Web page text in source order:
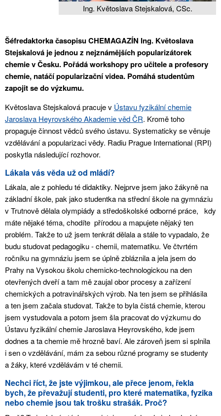
Ing. Květoslava Stejskalová, CSc.
Šéfredaktorka časopisu CHEMAGAZÍN Ing. Květoslava
Stejskalová je jednou z nejznámějších popularizátorek
chemie v Česku. Pořádá workshopy pro učitele a profesory
chemie, natáčí popularizační videa. Pomáhá studentům
zapojit se do výzkumu.
Květoslava Stejskalová pracuje v Ústavu fyzikální chemie
Jaroslava Heyrovského Akademie věd ČR. Kromě toho
propaguje činnost vědců svého ústavu. Systematicky se věnuje
vzdělávání a popularizaci vědy. Radiu Prague International (RPI)
poskytla následující rozhovor.
Lákala vás věda už od mládí?
Lákala, ale z pohledu té didaktiky. Nejprve jsem jako žákyně na
základní škole, pak jako studentka na střední škole na gymnáziu
v Trutnově dělala olympiády a středoškolské odborné práce, kdy
máte nějaké téma, chodíte přírodou a mapujete nějaký ten
problém. Takže to už jsem tenkrát dělala a stále to vypadalo, že
budu studovat pedagogiku - chemii, matematiku. Ve čtvrtém
ročníku na gymnáziu jsem se úplně zbláznila a jela jsem do
Prahy na Vysokou školu chemicko-technologickou na den
otevřených dveří a tam mě zaujal obor procesy a zařízení
chemických a potravinářských výrob. Na ten jsem se přihlásila
a ten jsem začala studovat. Takže to byla čistá chemie, kterou
jsem vystudovala a potom jsem šla pracovat do výzkumu do
Ústavu fyzikální chemie Jaroslava Heyrovského, kde jsem
dodnes a ta chemie mě hrozně baví. Ale zároveň jsem si splnila
i sen o vzdělávání, mám za sebou různé programy se studenty
a žáky, které vzdělávám v té chemii.
Nechci říct, že jste výjimkou, ale přece jenom, řekla
bych, že převažují studenti, pro které matematika, fyzika
nebo chemie jsou tak trošku strašák. Proč?